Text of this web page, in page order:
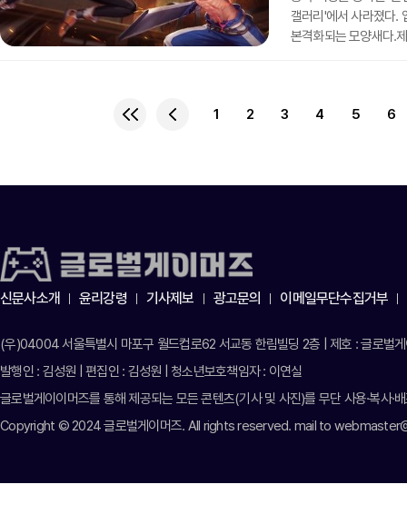
갤러리'에서 사라졌다.
본격화되는 모양새다.
안드로이드 앱마켓과
1 2 3 4 5 6
신문사소개 윤리강령 기사제보 광고문의 이메일무단수집거부
(우)04004 서울특별시 마포구 월드컵로62 서교동 한림빌딩 2층 | 제호 : 글로
발행인 : 김성원 | 편집인 : 김성원 | 청소년보호책임자 : 이연실
글로벌게이이머즈를 통해 제공되는 모든 콘텐츠(기사 및 사진)를 무단 사용·복사·
Copyright © 2024 글로벌게이머즈. All rights reserved. mail to